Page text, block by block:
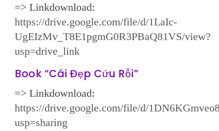
=> Linkdownload:
https://drive.google.com/file/d/1LaIc-
UgEIzMv_T8E1pgmG0R3PBaQ81VS/view?
usp=drive_link
Book “Cái Đẹp Cứu Rỗi”
=> Linkdownload:
https://drive.google.com/file/d/
usp=sharing